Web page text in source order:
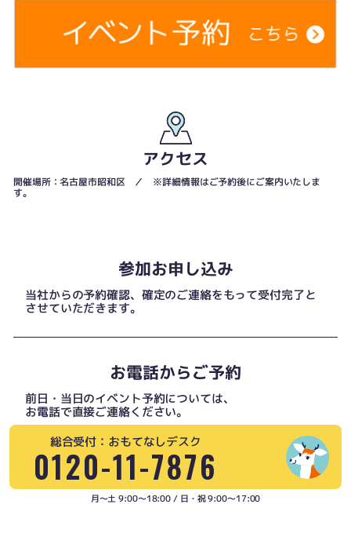
アクセス
開催場所：名古屋市昭和区 ／ ※詳細情報はご予約後にご案内いたしま
す。
参加お申し込み
当社からの予約確認、確定のご連絡をもって受付完了と
させていただきます。
お電話からご予約
前日・当日のイベント予約については、
お電話で直接ご連絡ください。
総合受付：おもてなしデスク
0120-11-7876
月〜土 9:00〜18:00 / 日・祝 9:00〜17:00